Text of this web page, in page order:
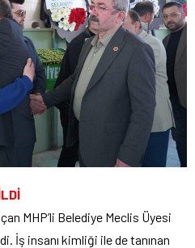
MHP’li Belediye Meclis Üyesi
İş insanı kimliği ile de tanınan